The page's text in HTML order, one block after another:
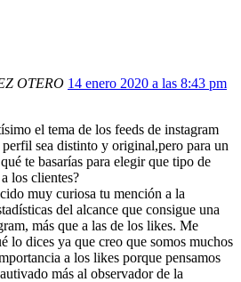
OTERO 14 enero 2020 a las 8:43 pm
el tema de los feeds de instagram
sea distinto y original,pero para un
te basarías para elegir que tipo de
los clientes?
muy curiosa tu mención a la
del alcance que consigue una
más que a las de los likes. Me
lo dices ya que creo que somos muchos
a los likes porque pensamos
más al observador de la